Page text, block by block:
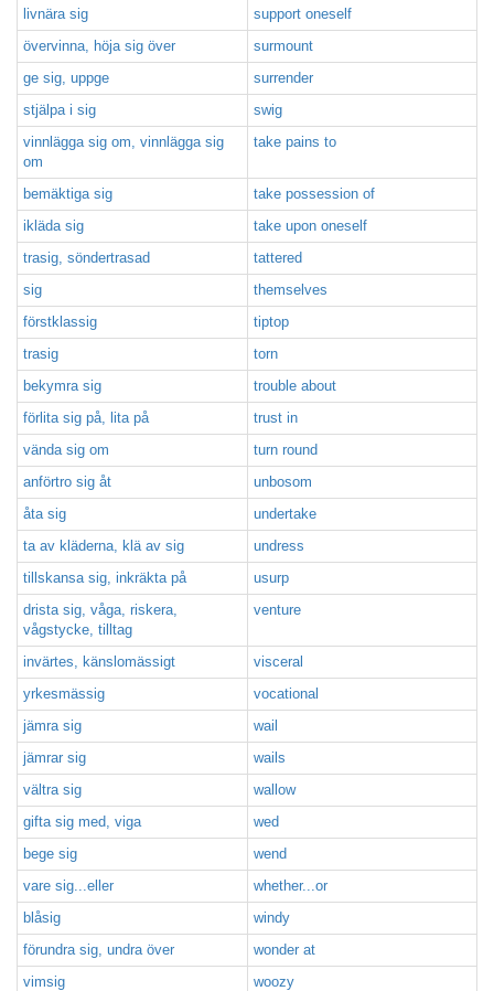
livnära sig
support oneself
övervinna, höja sig över
surmount
ge sig, uppge
surrender
stjälpa i sig
swig
vinnlägga sig om, vinnlägga sig
om
take pains to
bemäktiga sig
take possession of
ikläda sig
take upon oneself
trasig, söndertrasad
tattered
sig
themselves
förstklassig
tiptop
trasig
torn
bekymra sig
trouble about
förlita sig på, lita på
trust in
vända sig om
turn round
anförtro sig åt
unbosom
åta sig
undertake
ta av kläderna, klä av sig
undress
tillskansa sig, inkräkta på
usurp
drista sig, våga, riskera,
vågstycke, tilltag
venture
invärtes, känslomässigt
visceral
yrkesmässig
vocational
jämra sig
wail
jämrar sig
wails
vältra sig
wallow
gifta sig med, viga
wed
bege sig
wend
vare sig...eller
whether...or
blåsig
windy
förundra sig, undra över
wonder at
vimsig
woozy